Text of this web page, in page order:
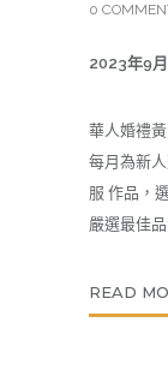
0
2023年9
華人婚禮
每月為新
服 作品，
嚴選最佳品
READ